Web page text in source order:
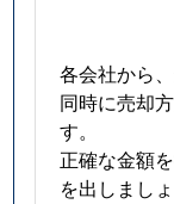
各会社から
同時に売却
す。
正確な金額
を出しましょ